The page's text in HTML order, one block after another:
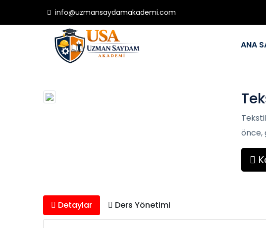
info@uzmansaydamakademi.com
ANA
önce,
Detaylar Ders Yönetimi